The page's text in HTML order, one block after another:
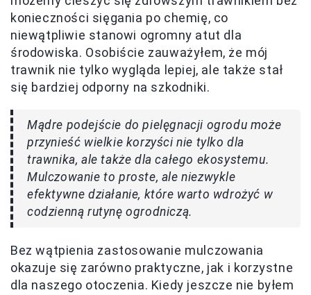
konieczności sięgania po chemię, co
niewątpliwie stanowi ogromny atut dla
środowiska. Osobiście zauważyłem, że mój
trawnik nie tylko wygląda lepiej, ale także stał
się bardziej odporny na szkodniki.
Mądre podejście do pielęgnacji ogrodu może
przynieść wielkie korzyści nie tylko dla
trawnika, ale także dla całego ekosystemu.
Mulczowanie to proste, ale niezwykle
efektywne działanie, które warto wdrożyć w
codzienną rutynę ogrodniczą.
Bez wątpienia zastosowanie mulczowania
okazuje się zarówno praktyczne, jak i korzystne
dla naszego otoczenia. Kiedy jeszcze nie byłem